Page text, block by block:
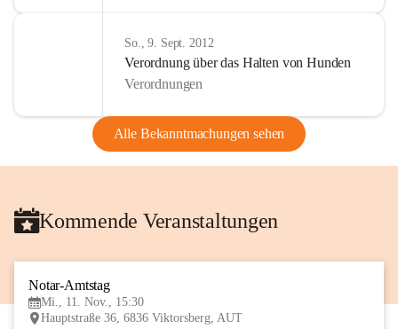
So., 9. Sept. 2012
Verordnung über das Halten von Hunden
Verordnungen
Alle Bekanntmachungen sehen
Kommende Veranstaltungen
Notar-Amtstag
Mi., 11. Nov., 15:30
Hauptstraße 36, 6836 Viktorsberg, AUT